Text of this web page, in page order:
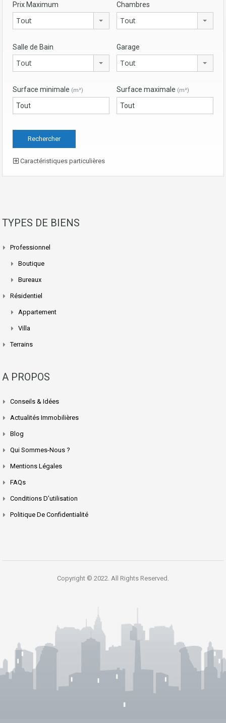
Prix Maximum
Tout
Chambres
Tout
Salle de Bain
Tout
Garage
Tout
Surface minimale (m²) Surface maximale (m²)
Caractéristiques particulières
TYPES DE BIENS
Professionnel
Boutique
Bureaux
Résidentiel
Appartement
Villa
Terrains
A PROPOS
Conseils & Idées
Actualités Immobilières
Blog
Qui Sommes-Nous ?
Mentions Légales
FAQs
Conditions D’utilisation
Politique De Confidentialité
Copyright © 2022. All Rights Reserved.